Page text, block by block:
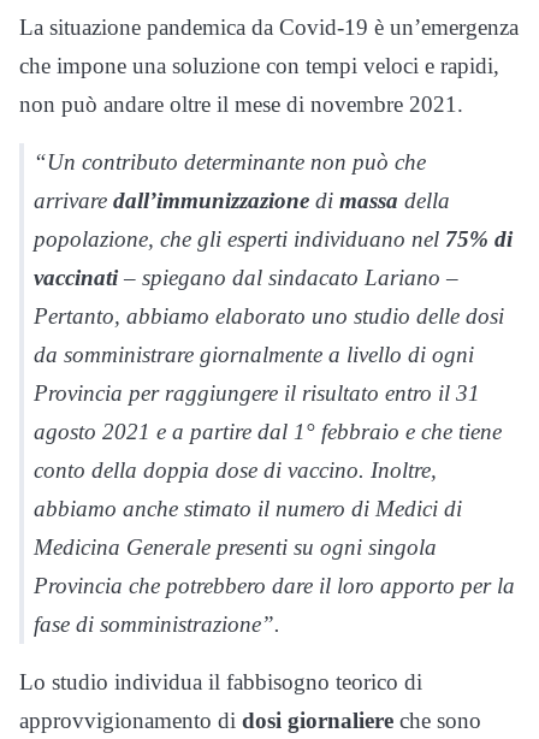
La situazione pandemica da Covid-19 è un’emergenza
che impone una soluzione con tempi veloci e rapidi,
non può andare oltre il mese di novembre 2021.
“Un contributo determinante non può che
arrivare dall’immunizzazione di massa della
popolazione, che gli esperti individuano nel 75% di
vaccinati– spiegano dal sindacato Lariano –
Pertanto, abbiamo elaborato uno studio delle dosi
da somministrare giornalmente a livello di ogni
Provincia per raggiungere il risultato entro il 31
agosto 2021 e a partire dal 1° febbraio e che tiene
conto della doppia dose di vaccino. Inoltre,
abbiamo anche stimato il numero di Medici di
Medicina Generale presenti su ogni singola
Provincia che potrebbero dare il loro apporto per la
fase di somministrazione”.
Lo studio individua il fabbisogno teorico di
approvvigionamento di dosi giornaliere che sono